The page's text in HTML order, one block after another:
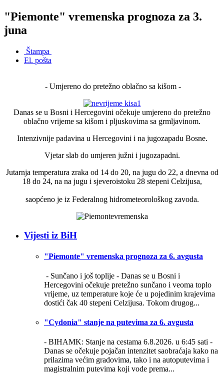
"Piemonte" vremenska prognoza za 3.
juna
Štampa
El. pošta
- Umjereno do pretežno oblačno sa kišom -
Danas se u Bosni i Hercegovini očekuje umjereno do pretežno
oblačno vrijeme sa kišom i pljuskovima sa grmljavinom.
Intenzivnije padavina u Hercegovini i na jugozapadu Bosne.
Vjetar slab do umjeren južni i jugozapadni.
Jutarnja temperatura zraka od 14 do 20, na jugu do 22, a dnevna od
18 do 24, na na jugu i sjeveroistoku 28 stepeni Celzijusa,
saopćeno je iz Federalnog hidrometeorološkog zavoda.
Vijesti iz BiH
"Piemonte" vremenska prognoza za 6. avgusta
- Sunčano i još toplije - Danas se u Bosni i
Hercegovini očekuje pretežno sunčano i veoma toplo
vrijeme, uz temperature koje će u pojedinim krajevima
dostići čak 40 stepeni Celzijusa. Tokom drugog...
"Cydonia" stanje na putevima za 6. avgusta
- BIHAMK: Stanje na cestama 6.8.2026. u 6:45 sati -
Danas se očekuje pojačan intenzitet saobraćaja kako na
prilazima većim gradovima, tako i na autoputevima i
magistralnim putevima koji vode prema...